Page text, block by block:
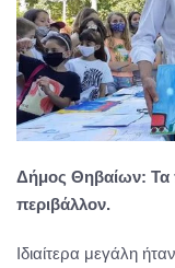
Δήμος Θηβαίων: Τα
περιβάλλον.
Ιδιαίτερα μεγάλη